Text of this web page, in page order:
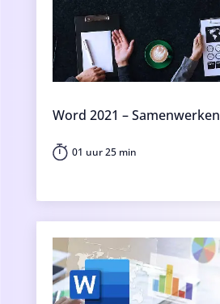
Word 2021 – Samenwerken
01 uur 25 min